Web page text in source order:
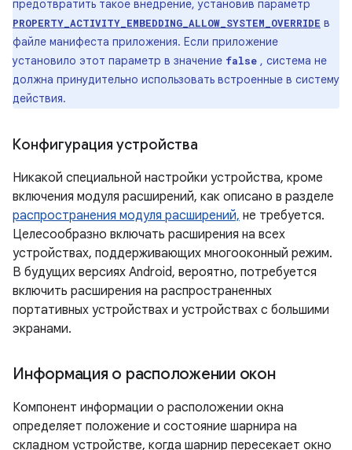
предотвратить такое внедрение, установив параметр
PROPERTY_ACTIVITY_EMBEDDING_ALLOW_SYSTEM_OVERRIDE в
файле манифеста приложения. Если приложение
установило этот параметр в значение false , система не
должна принудительно использовать встроенные в систему
действия.
Конфигурация устройства
Никакой специальной настройки устройства, кроме
включения модуля расширений, как описано в разделе
распространения модуля расширений, не требуется.
Целесообразно включать расширения на всех
устройствах, поддерживающих многооконный режим.
В будущих версиях Android, вероятно, потребуется
включить расширения на распространенных
портативных устройствах и устройствах с большими
экранами.
Информация о расположении окон
Компонент информации о расположении окна
определяет положение и состояние шарнира на
складном устройстве, когда шарнир пересекает окно